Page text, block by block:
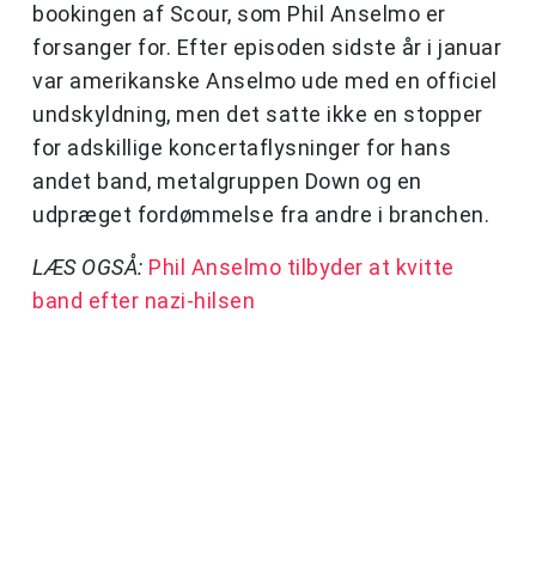
bookingen af Scour, som Phil Anselmo er
forsanger for. Efter episoden sidste år i januar
var amerikanske Anselmo ude med en officiel
undskyldning, men det satte ikke en stopper
for adskillige koncertaflysninger for hans
andet band, metalgruppen Down og en
udpræget fordømmelse fra andre i branchen.
LÆS OGSÅ: Phil Anselmo tilbyder at kvitte
band efter nazi-hilsen